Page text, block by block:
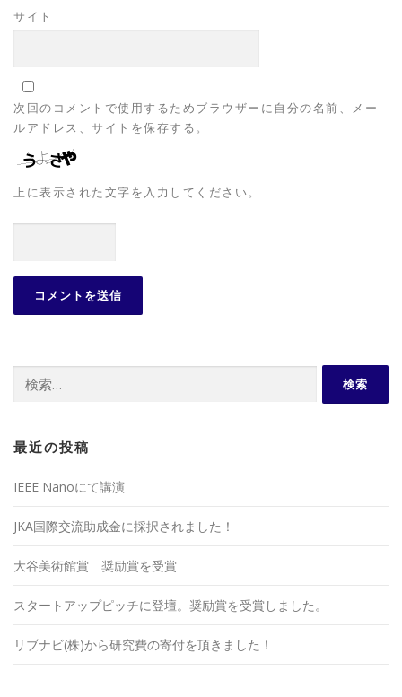
サイト
次回のコメントで使用するためブラウザーに自分の名前、メー
ルアドレス、サイトを保存する。
上に表示された文字を入力してください。
索:
最近の投稿
IEEE Nanoにて講演
JKA国際交流助成金に採択されました！
大谷美術館賞 奨励賞を受賞
スタートアップピッチに登壇。奨励賞を受賞しました。
リブナビ(株)から研究費の寄付を頂きました！